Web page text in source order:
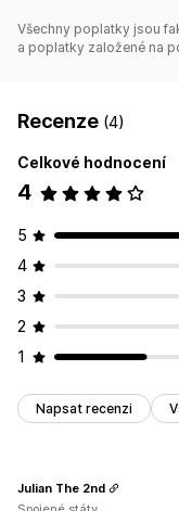
Všechny poplatky jsou
a poplatky založené na
Recenze (4)
Celkové hodnocení
4
5
4
3
2
1
Napsat recenzi
Julian The 2nd